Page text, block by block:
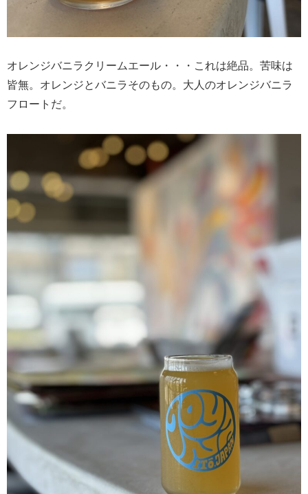
オレンジバニラクリームエール・・・これは絶品。苦味は
皆無。オレンジとバニラそのもの。大人のオレンジバニラ
フロートだ。